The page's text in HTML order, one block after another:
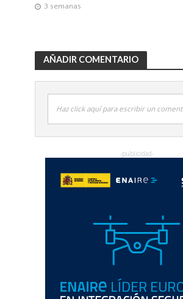
3 semanas
AÑADIR COMENTARIO
Haz click aquí para escribir un